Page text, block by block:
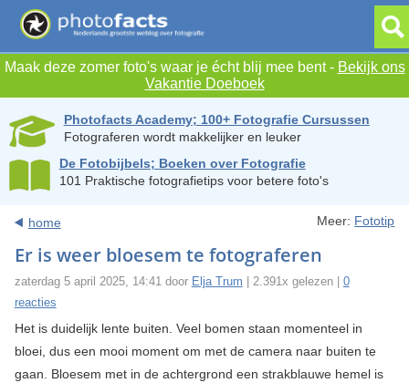
Maak deze zomer foto's waar je écht blij mee bent - Bekijk ons
Vakantie Doeboek
Photofacts Academy; 100+ Fotografie Cursussen
Fotograferen wordt makkelijker en leuker
De Fotobijbels; Boeken over Fotografie
101 Praktische fotografietips voor betere foto's
home Meer: Fototip
Er is weer bloesem te fotograferen
zaterdag 5 april 2025, 14:41 door Elja Trum | 2.391x gelezen | 0
reacties
Het is duidelijk lente buiten. Veel bomen staan momenteel in
bloei, dus een mooi moment om met de camera naar buiten te
gaan. Bloesem met in de achtergrond een strakblauwe hemel is